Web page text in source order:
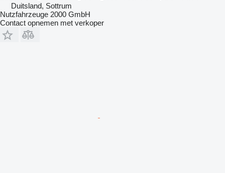
Duitsland, Sottrum
Nutzfahrzeuge 2000 GmbH
Contact opnemen met verkoper